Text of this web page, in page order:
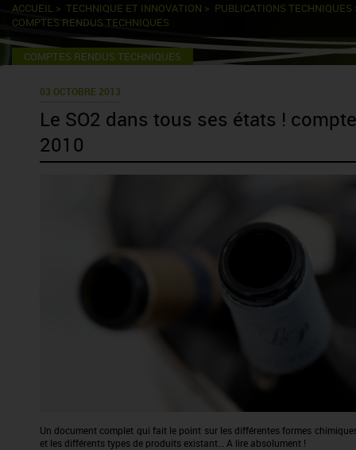
ACCUEIL > TECHNIQUE ET INNOVATION > PUBLICATIONS TECHNIQUES
COMPTES RENDUS TECHNIQUES
COMPTES RENDUS TECHNIQUES
03 OCTOBRE 2013
Le SO2 dans tous ses états !
2010
Un document complet qui fait le point sur les différentes formes
et les différents types de produits existant… A lire absolument !